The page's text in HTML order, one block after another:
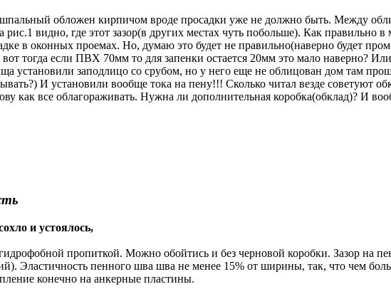
обложен кирпичом вроде просадки уже не должно быть. Между
видно, где этот зазор(в других местах чуть побольше). Как правильно
в оконных проемах. Но, думаю это будет не правильно(наверно будет
тогда если ПВХ 70мм то для запенки остается 20мм это мало наверно?
установили заподлицо со срубом, но у него еще не облицован дом там
И установили вообще тока на пену!!! Сколько читал везде советуют
как все облагораживать. Нужна ли дополнительная коробка(обклад)? И
и устоялось,
пропиткой. Можно обойтись и без черновой коробки. Зазор на
Эластичность пенного шва шва не менее 15% от ширины, так, что чем
конечно на анкерные пластины.